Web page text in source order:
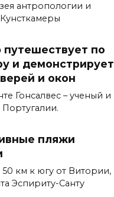
антропологии и
по
и демонстрирует
и окон
Гонсалвес – ученый и
пляжи
км к югу от Витории,
Эспириту-Санту